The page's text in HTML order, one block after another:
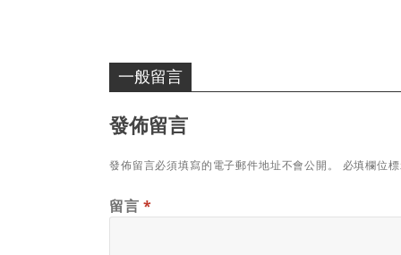
一般留言
發佈留言
發佈留言必須填寫的電子郵件地址不會公開。 必填欄位
留言 *